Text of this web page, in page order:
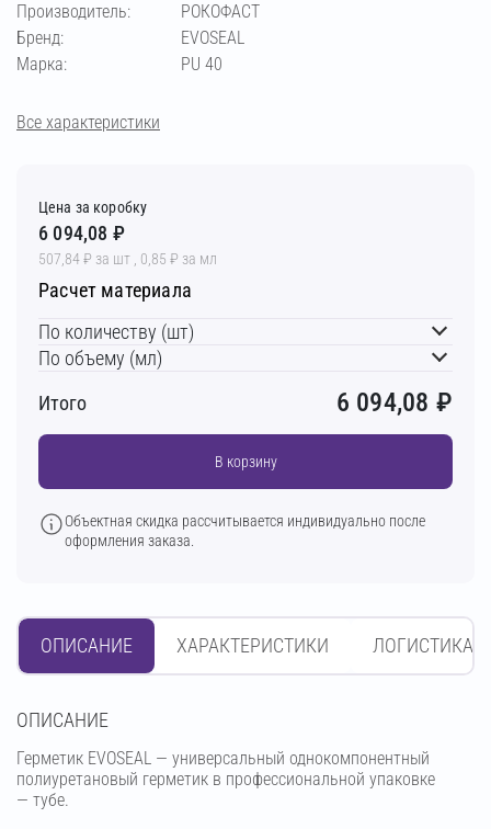
Производитель:
РОКОФАСТ
Бренд:
EVOSEAL
Марка:
PU 40
Все характеристики
Цена за коробку
6 094,08 ₽
507,84 ₽ за шт , 0,85 ₽ за мл
Расчет материала
По количеству (шт)
По объему (мл)
Итого
6 094,08 ₽
В корзину
Объектная скидка рассчитывается индивидуально после
оформления заказа.
ОПИСАНИЕ ХАРАКТЕРИСТИКИ ЛОГИСТИКА
OПИСАНИЕ
Герметик EVOSEAL — универсальный однокомпонентный
полиуретановый герметик в профессиональной упаковке
— тубе.